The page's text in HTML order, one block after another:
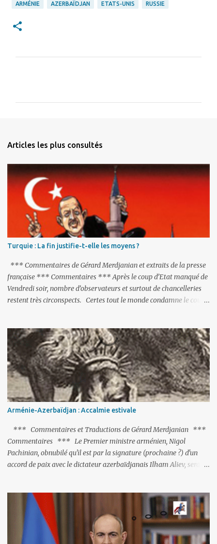
ARMÉNIE AZERBAÏDJAN ETATS-UNIS RUSSIE
n
i
Articles les plus consultés
Turquie : La fin justifie-t-elle les moyens ?
*** Commentaires de Gérard Merdjanian et extraits de la presse
française *** Commentaires *** Après le coup d’Etat manqué de
Vendredi soir, nombre d’observateurs et surtout de chancelleries
restent très circonspects. Certes tout le monde condamne le coup
actions menées par le président Erdoğan, et pour certains sur la
réalisation du putsch lui-même.
Arménie-Azerbaïdjan : Accalmie estivale
*** Commentaires et Traductions de Gérard Merdjanian ***
Commentaires *** Le Premier ministre arménien, Nigol
Pachinian, obnubilé qu'il est par la signature (prochaine ?) d'un
accord de paix avec le dictateur azerbaïdjanais Ilham Aliev, serait
C'est hélas fort peu probable ; l'Histoire ou la Littérature ne sont
pas ses points forts, pas plus d'ailleurs que les négociations avec le
tandem turco-azéri. Faisant fi de tout ce qui précède la chute de
l'URSS, il est exclusivement intéressé par ce qu'il nomme «